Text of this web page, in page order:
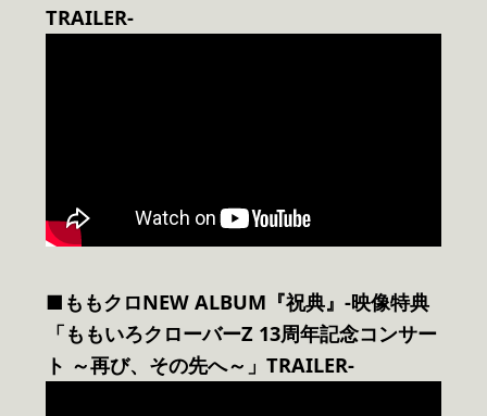
TRAILER-
■ももクロNEW ALBUM『祝典』-映像特典
「ももいろクローバーZ 13周年記念コンサー
ト ～再び、その先へ～」TRAILER-